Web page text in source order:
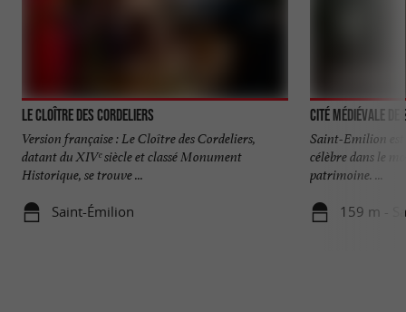
Le Cloître des Cordeliers
Version française : Le Cloître des Cordeliers,
datant du XIVᵉ siècle et classé Monument
Historique, se trouve ...
Saint-Émilion
Cité médiévale
Saint-Emilion est
célèbre dans le
patrimoine. ...
159 m -